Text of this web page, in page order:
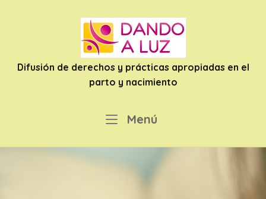
Difusión de derechos y prácticas apropiadas en el
parto y nacimiento
Menú